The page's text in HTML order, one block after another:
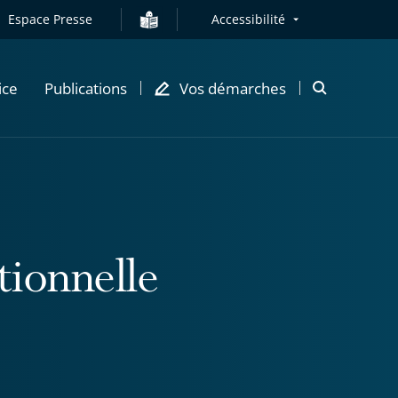
Espace Presse Accessibilité
Publications Vos démarches
Ouvrir